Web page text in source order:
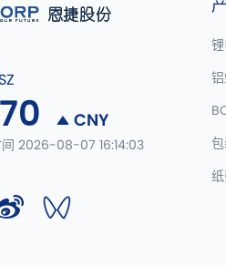
CNY
间 2026-08-07 16:14:03 包
纸